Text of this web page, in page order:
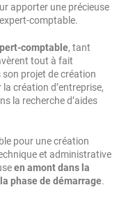
apporter une précieuse
comptable.
comptable, tant
tout à fait
son projet de création
création d’entreprise,
la recherche d’aides
pour une création
et administrative
en amont dans la
phase de démarrage.